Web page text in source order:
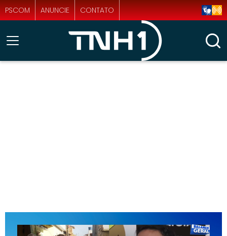
PSCOM ANUNCIE CONTATO